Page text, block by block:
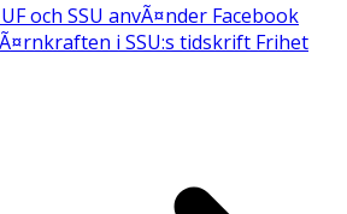
och SSU anvÃ¤nder Facebook
i SSU:s tidskrift Frihet